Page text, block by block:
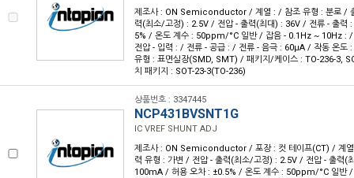
제조사 : ON Semiconductor / 계열 : / 참조 유형 : 분로 /
력(최소/고정) : 2.5V / 전압 - 출력(최대) : 36V / 전류 - 출력
5% / 온도 계수 : 50ppm/°C 일반 / 잡음 - 0.1Hz ~ 10Hz :
전압 - 입력 : / 전류 - 공급 : / 전류 - 음극 : 60µA / 작동 온도
유형 : 표면실장(SMD, SMT) / 패키지/케이스 : TO-236-3,
치 패키지 : SOT-23-3(TO-236)
상품번호 : 3347445
NCP431BVSNT1G
IC VREF SHUNT ADJ
제조사 : ON Semiconductor / 포장 : 컷 테이프(CT) / 계
력 유형 : 가변 / 전압 - 출력(최소/고정) : 2.5V / 전압 - 출력(
100mA / 허용 오차 : ±0.5% / 온도 계수 : 50ppm/°C 일반